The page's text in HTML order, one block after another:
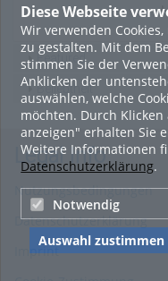
Diese Webseite
Wir verwenden
zu gestalten. Mit dem
stimmen Sie der
Anklicken der
auswählen, welche
möchten. Durch
anzeigen" erhalten Sie
Weitere Informationen
Datenschutzerklärung.
Notwendig
Auswahl zustimmen
Featured
Beliebtheit
Legal Info
Nutzungsbedingungen
Datenschutzerklärung
Imprint